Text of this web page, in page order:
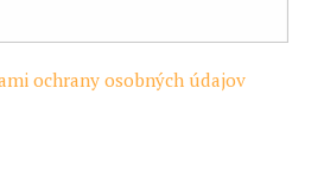
ochrany osobných údajov